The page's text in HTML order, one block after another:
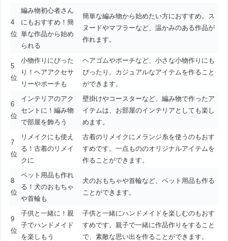
4
位
編み物初心者さん
にもおすすめ！簡
単な作品から始め
られる
簡単な編み物から始めたい方におすすめ。ス
ヌードやマフラーなど、温かみのある作品が
作れます。
5
位
小物作りにぴった
り！ヘアアクセサ
リーやポーチも
ヘアゴムやポーチなど、小さな小物作りにも
ぴったり。カジュアルなアイテムを作ること
ができます。
6
位
インテリアのアク
セントに！編み物
で部屋を飾ろう
壁掛けやコースターなど、編み物で作ったア
イテムは、お部屋のインテリアとしても楽し
めます。
7
位
リメイクにも使え
る！古着のリメイ
クに
古着のリメイクにメランジ糸を使うのもおす
すめです。一点もののオリジナルアイテムを
作ることができます。
8
位
ペット用品も作れ
る！犬のおもちゃ
や首輪も
犬のおもちゃや首輪など、ペット用品も作る
ことができます。
9
位
子供と一緒に！親
子でハンドメイド
を楽しもう
子供と一緒にハンドメイドを楽しむのもおす
すめです。親子で一緒に作品作りをすること
で、素敵な思い出を作ることができます。